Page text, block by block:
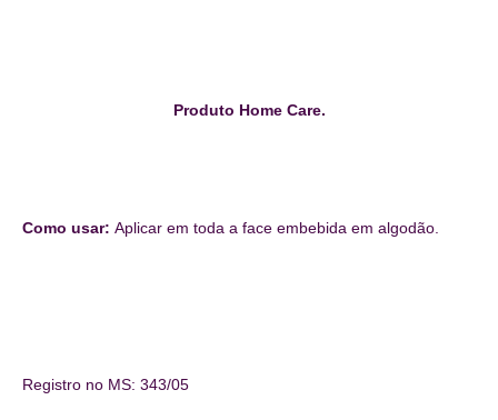
Produto Home Care.
Como usar: Aplicar em toda a face embebida em algodão.
Registro no MS: 343/05